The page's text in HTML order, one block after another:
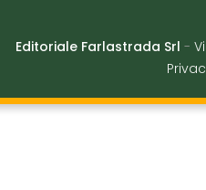
Editoriale Farlastrada Srl -